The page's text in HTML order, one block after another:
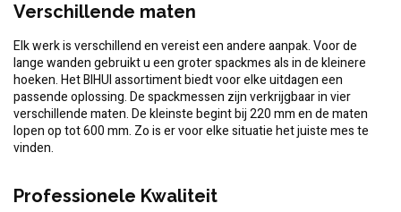
Verschillende maten
Elk werk is verschillend en vereist een andere aanpak. Voor de
lange wanden gebruikt u een groter spackmes als in de kleinere
hoeken. Het BIHUI assortiment biedt voor elke uitdagen een
passende oplossing. De spackmessen zijn verkrijgbaar in vier
verschillende maten. De kleinste begint bij 220 mm en de maten
lopen op tot 600 mm. Zo is er voor elke situatie het juiste mes te
vinden.
Professionele Kwaliteit